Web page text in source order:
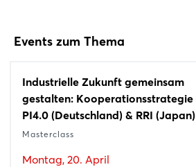
Events zum Thema
Industrielle Zukunft gemeinsam
gestalten: Kooperationsstrategie
PI4.0 (Deutschland) & RRI (Japan)
Masterclass
Montag, 20. April